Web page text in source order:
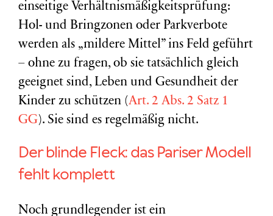
einseitige Verhältnismäßigkeitsprüfung:
Hol- und Bringzonen oder Parkverbote
werden als „mildere Mittel” ins Feld geführt
– ohne zu fragen, ob sie tatsächlich gleich
geeignet sind, Leben und Gesundheit der
Kinder zu schützen (Art. 2 Abs. 2 Satz 1
GG). Sie sind es regelmäßig nicht.
Der blinde Fleck: das Pariser Modell
fehlt komplett
Noch grundlegender ist ein